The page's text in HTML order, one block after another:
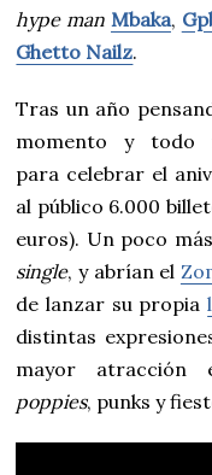
hype man Mbaka,
Ghetto Nailz.
Tras un año
momento y todo
para celebrar el
al público 6.000
euros). Un poco
single, y abrían el
de lanzar su propia
distintas
mayor atracción
poppies, punks y